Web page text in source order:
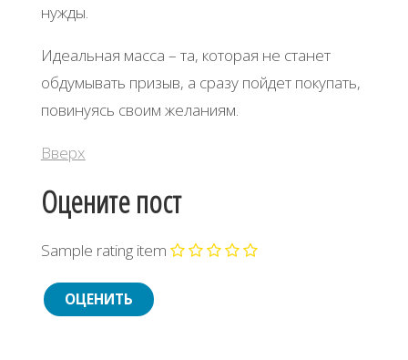
нужды.
Идеальная масса – та, которая не станет
обдумывать призыв, а сразу пойдет покупать,
повинуясь своим желаниям.
Вверх
Оцените пост
Sample rating item